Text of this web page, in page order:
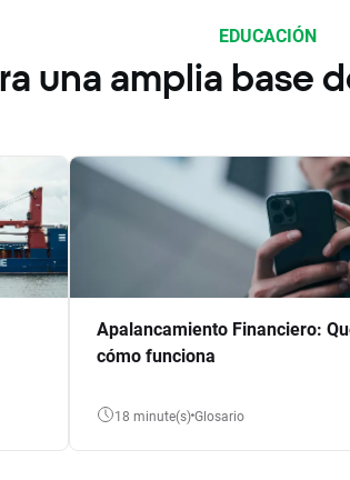
EDUCACIÓN
una amplia base
Apalancamiento Financiero:
cómo funciona
18 minute(s) Glosario